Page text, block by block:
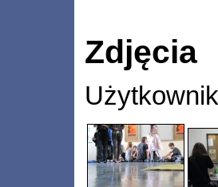
Zdjęcia